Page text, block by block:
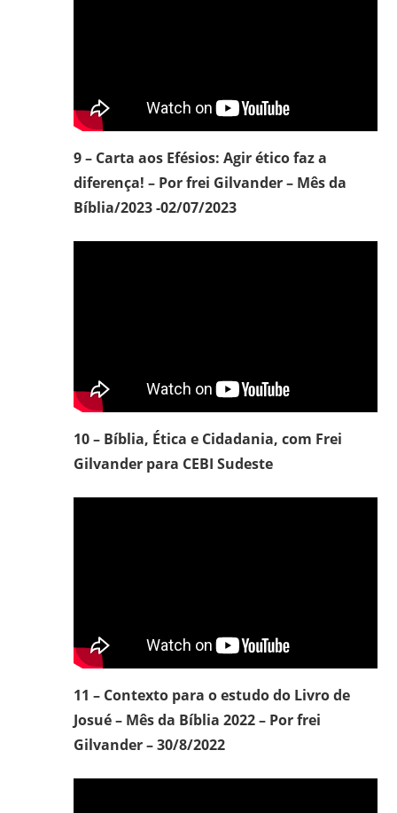
9 – Carta aos Efésios: Agir ético faz a
diferença! – Por frei Gilvander – Mês da
Bíblia/2023 -02/07/2023
10 – Bíblia, Ética e Cidadania, com Frei
Gilvander para CEBI Sudeste
11 – Contexto para o estudo do Livro de
Josué – Mês da Bíblia 2022 – Por frei
Gilvander – 30/8/2022